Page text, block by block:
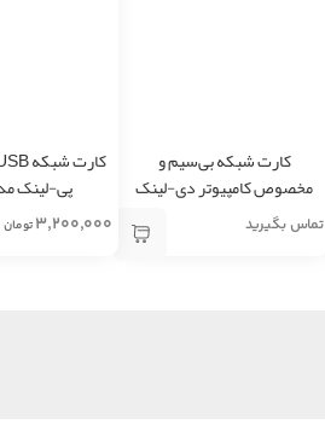
کارت شبکه بی‌سیم و
مخصوص کامپیوتر دی-لینک
مدل DWA-548
تماس بگیرید ۳,۲۰۰,۰۰۰ تومان